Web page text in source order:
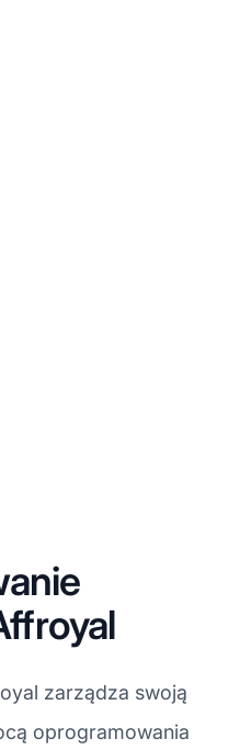
zarządza swoją
oprogramowania